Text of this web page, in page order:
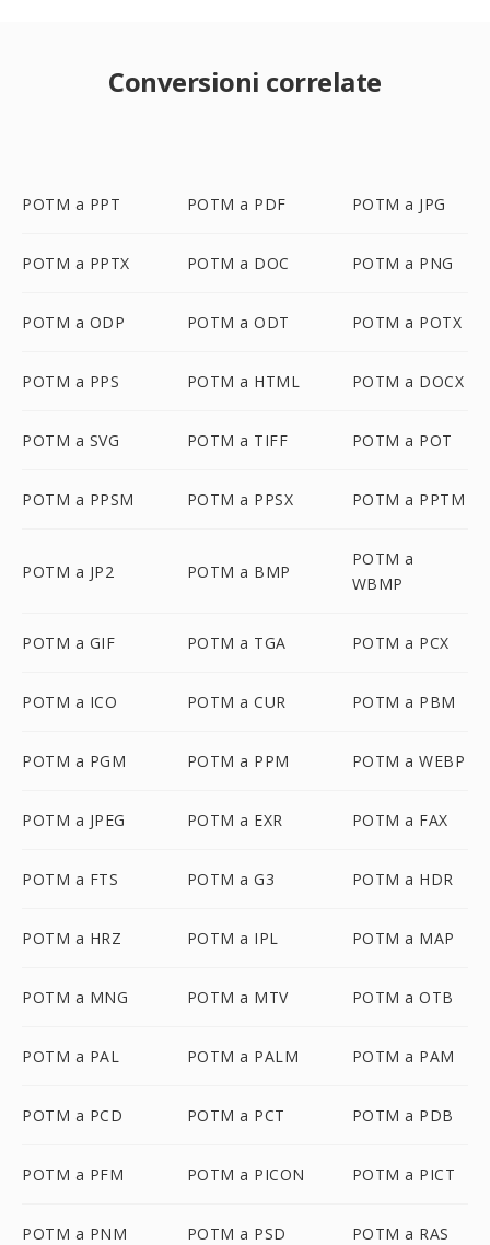
Conversioni correlate
POTM a PPT POTM a PDF POTM a JPG
POTM a PPTX POTM a DOC POTM a PNG
POTM a ODP POTM a ODT POTM a POTX
POTM a PPS POTM a HTML POTM a DOCX
POTM a SVG POTM a TIFF POTM a POT
POTM a PPSM POTM a PPSX POTM a PPTM
POTM a JP2 POTM a BMP
POTM a
WBMP
POTM a GIF POTM a TGA POTM a PCX
POTM a ICO POTM a CUR POTM a PBM
POTM a PGM POTM a PPM POTM a WEBP
POTM a JPEG POTM a EXR POTM a FAX
POTM a FTS POTM a G3 POTM a HDR
POTM a HRZ POTM a IPL POTM a MAP
POTM a MNG POTM a MTV POTM a OTB
POTM a PAL POTM a PALM POTM a PAM
POTM a PCD POTM a PCT POTM a PDB
POTM a PFM POTM a PICON POTM a PICT
POTM a PNM POTM a PSD POTM a RAS